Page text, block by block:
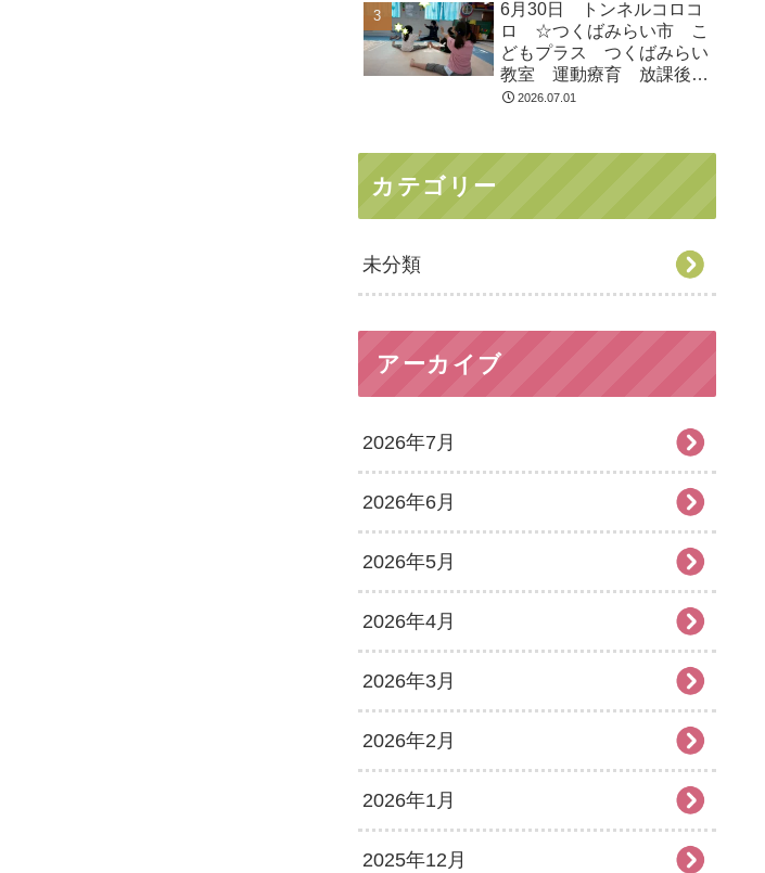
6月30日 トンネルコロコ
ロ ☆つくばみらい市 こ
どもプラス つくばみらい
教室 運動療育 放課後等
デイサービス 発達支援
2026.07.01
カテゴリー
未分類
アーカイブ
2026年7月
2026年6月
2026年5月
2026年4月
2026年3月
2026年2月
2026年1月
2025年12月